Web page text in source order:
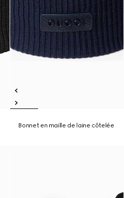
Bonnet en maille de laine côtelée